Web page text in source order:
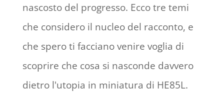
nascosto del progresso. Ecco tre temi
che considero il nucleo del racconto, e
che spero ti facciano venire voglia di
scoprire che cosa si nasconde davvero
dietro l'utopia in miniatura di HE85L.